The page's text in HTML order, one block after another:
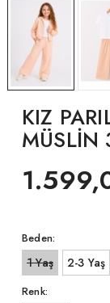
KIZ
MÜSLİN
Beden:
1 Yaş 2-3 Yaş
Renk: